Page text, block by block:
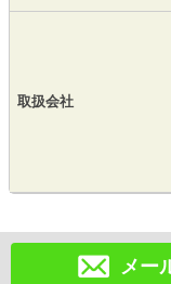
取扱会社
メー